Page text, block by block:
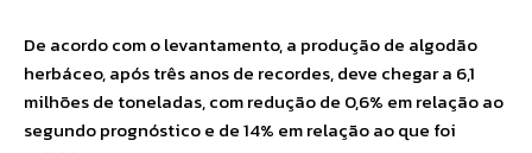
De acordo com o levantamento, a produção de algodão
herbáceo, após três anos de recordes, deve chegar a 6,1
milhões de toneladas, com redução de 0,6% em relação ao
segundo prognóstico e de 14% em relação ao que foi